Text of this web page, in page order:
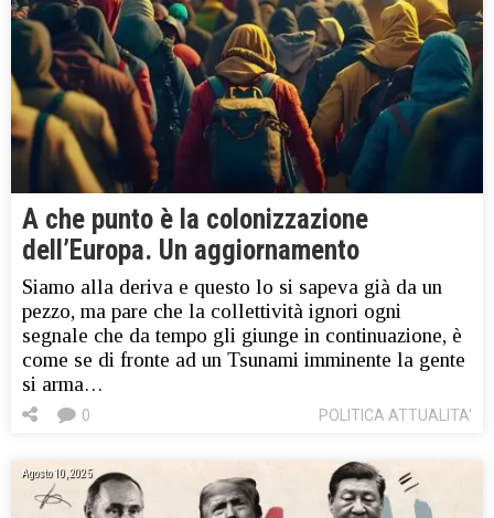
A che punto è la colonizzazione
dell’Europa. Un aggiornamento
Siamo alla deriva e questo lo si sapeva già da un
pezzo, ma pare che la collettività ignori ogni
segnale che da tempo gli giunge in continuazione, è
come se di fronte ad un Tsunami imminente la gente
si arma…
POLITICA ATTUALITA'
0
Agosto 10, 2025